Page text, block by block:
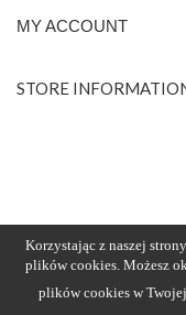
MY ACCOUNT
STORE
Korzystając z naszej
plików cookies. Możesz
plików cookies w Twojej